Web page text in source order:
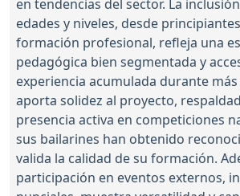
en tendencias del sector. La
edades y niveles, desde
formación profesional, refleja una
pedagógica bien segmentada y
experiencia acumulada durante más
aporta solidez al proyecto,
presencia activa en competiciones
sus bailarines han obtenido
valida la calidad de su formación.
participación en eventos externos,